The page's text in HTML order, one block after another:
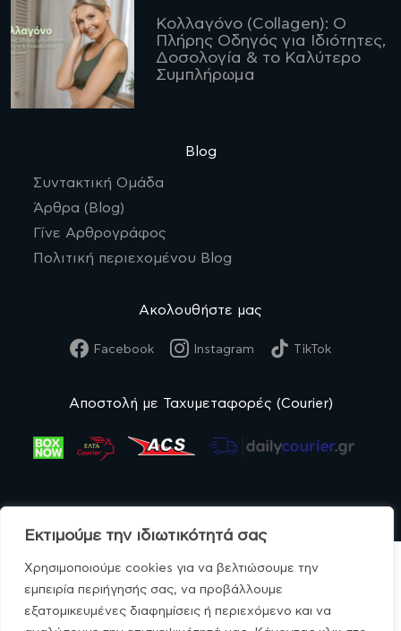
Εκτιμούμε την ιδιωτικότητά σας
Χρησιμοποιούμε cookies για να βελτιώσουμε την
εμπειρία περιήγησής σας, να προβάλλουμε
εξατομικευμένες διαφημίσεις ή περιεχόμενο και να
Κολλαγόνο (Collagen): Ο
Πλήρης Οδηγός για Ιδιότητες,
Δοσολογία & το Καλύτερο
Συμπλήρωμα
Blog
Συντακτική Ομάδα
Άρθρα (Blog)
Γίνε Αρθρογράφος
Πολιτική περιεχομένου Blog
Ακολουθήστε μας
Facebook Instagram TikTok
Αποστολή με Ταχυμεταφορές (Courier)
© MonoBio.gr 2020-2026.